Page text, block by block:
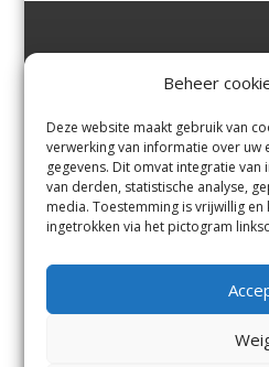
Beheer
Deze website maakt gebruik van
verwerking van informatie over
gegevens. Dit omvat integratie
van derden, statistische analyse,
media. Toestemming is vrijwillig
ingetrokken via het pictogram
Margadantstraat 34
0255-533900
info@jutter.nlofinfo@hofgee
st.nl
Contact
Andere uitgaven
Voorwaarden